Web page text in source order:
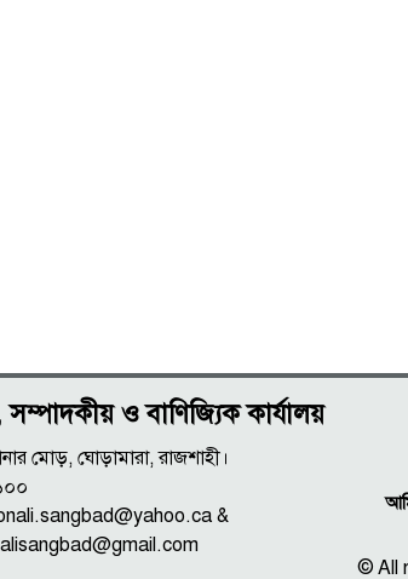
সম্পাদকীয় ও বাণিজ্যিক কার্যালয়
মোড়, ঘোড়ামারা, রাজশাহী।
&
© All